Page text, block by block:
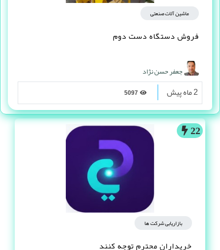
22
بازاریابی شرکت ها
خریداران محترم توجه کنند
ماشین آلات صنعتی
فروش دستگاه دست دوم
جعفر حسن نژاد
2 ماه پیش